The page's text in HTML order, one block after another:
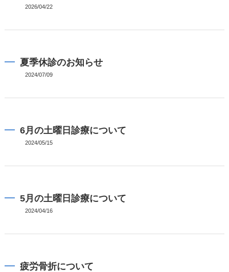
2026/04/22
夏季休診のお知らせ
2024/07/09
6月の土曜日診療について
2024/05/15
5月の土曜日診療について
2024/04/16
疲労骨折について